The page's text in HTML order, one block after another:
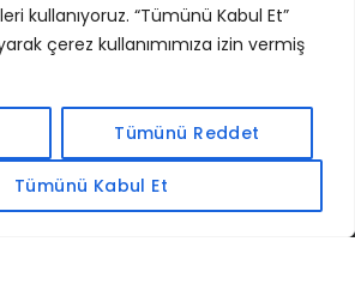
kullanıyoruz. “Tümünü Kabul Et”
çerez kullanımımıza izin vermiş
Tümünü Reddet
Tümünü Kabul Et
CADSOFTUSA MAXIMUMPCGUIDES